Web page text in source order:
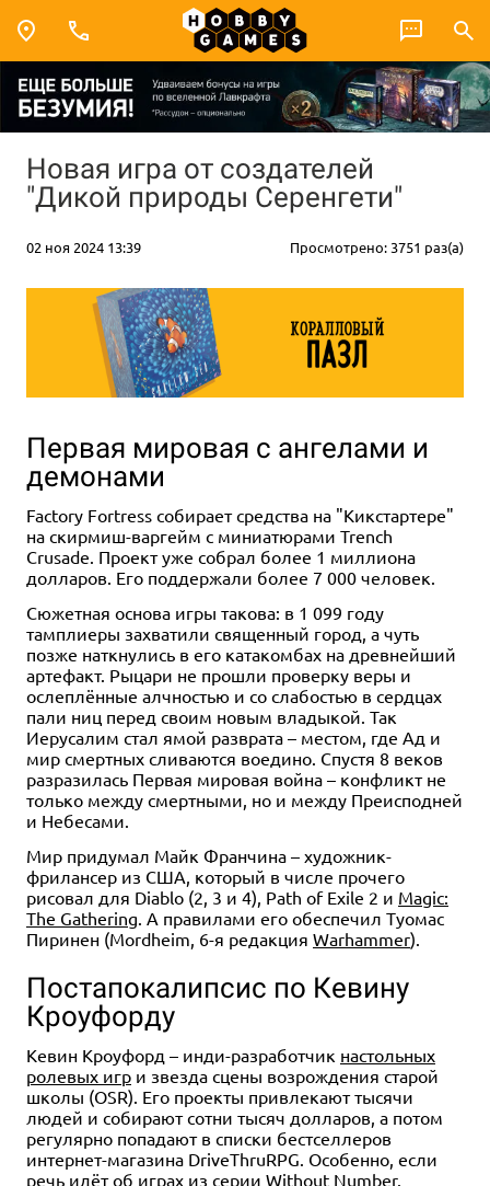
Новая игра от создателей
"Дикой природы Серенгети"
02 ноя 2024 13:39 Просмотрено: 3751 раз(а)
Первая мировая с ангелами и
демонами
Factory Fortress собирает средства на "Кикстартере"
на скирмиш-варгейм с миниатюрами Trench
Crusade. Проект уже собрал более 1 миллиона
долларов. Его поддержали более 7 000 человек.
Сюжетная основа игры такова: в 1 099 году
тамплиеры захватили священный город, а чуть
позже наткнулись в его катакомбах на древнейший
артефакт. Рыцари не прошли проверку веры и
ослеплённые алчностью и со слабостью в сердцах
пали ниц перед своим новым владыкой. Так
Иерусалим стал ямой разврата – местом, где Ад и
мир смертных сливаются воедино. Спустя 8 веков
разразилась Первая мировая война – конфликт не
только между смертными, но и между Преисподней
и Небесами.
Мир придумал Майк Франчина – художник-
фрилансер из США, который в числе прочего
рисовал для Diablo (2, 3 и 4), Path of Exile 2 и Magic:
The Gathering. А правилами его обеспечил Туомас
Пиринен (Mordheim, 6-я редакция Warhammer).
Постапокалипсис по Кевину
Кроуфорду
Кевин Кроуфорд – инди-разработчик настольных
ролевых игр и звезда сцены возрождения старой
школы (OSR). Его проекты привлекают тысячи
людей и собирают сотни тысяч долларов, а потом
регулярно попадают в списки бестселлеров
интернет-магазина DriveThruRPG. Особенно, если
речь идёт об играх из серии Without Number.